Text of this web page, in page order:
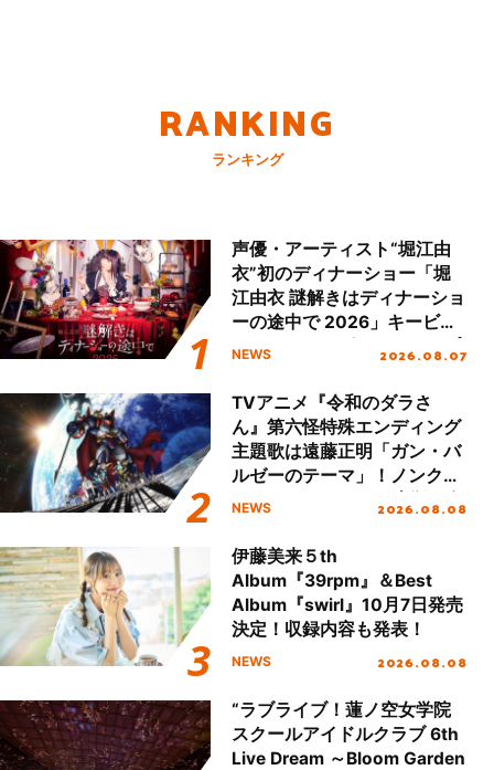
RANKING
ランキング
声優・アーティスト“堀江由
衣”初のディナーショー「堀
江由衣 謎解きはディナーショ
ーの途中で 2026」キービジ
ュアル＆グッズラインナップ
NEWS 2026.08.07
TVアニメ『令和のダラさ
ん』第六怪特殊エンディング
主題歌は遠藤正明「ガン・バ
ルゼーのテーマ」！ノンクレ
ジットエンディング映像も公
NEWS 2026.08.08
伊藤美来５th
Album『39rpm』＆Best
Album『swirl』10月7日発売
決定！収録内容も発表！
NEWS 2026.08.08
“ラブライブ！蓮ノ空女学院
スクールアイドルクラブ 6th
Live Dream ～Bloom Garden